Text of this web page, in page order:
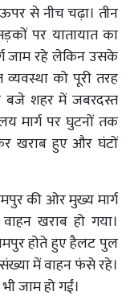
से नीच चढ़ा। तीन
पर यातायात का
जाम रहे लेकिन उसके
को पूरी तरह
बजे शहर में जबरदस्त
मार्ग पर घुटनों तक
खराब हुए और घंटों
की ओर मुख्य मार्ग
खराब हो गया।
होते हुए हैलट पुल
में वाहन फंसे रहे।
जाम हो गईं।